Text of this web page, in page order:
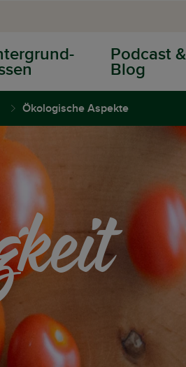
Podcast &
Blog
Ökologische Aspekte